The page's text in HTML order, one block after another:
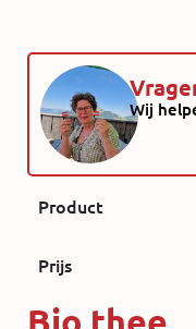
Wij
Product
Prijs